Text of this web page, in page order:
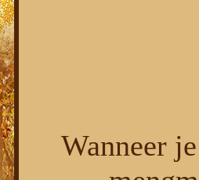
Wanneer